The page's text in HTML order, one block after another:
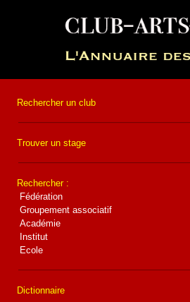
Rechercher un club
Trouver un stage
Rechercher :
Fédération
Groupement associatif
Académie
Institut
Ecole
Dictionnaire